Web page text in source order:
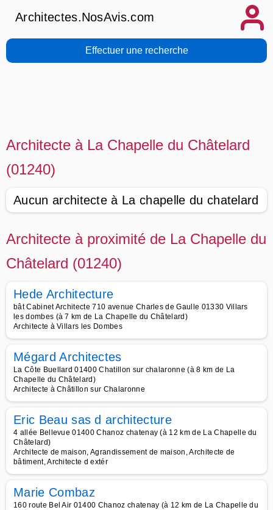
Architectes.NosAvis.com
Effectuer une recherche
Architecte à La Chapelle du Châtelard
(01240)
Aucun architecte à La chapelle du chatelard
Architecte à proximité de La Chapelle du
Châtelard (01240)
Hede Architecture
bât Cabinet Architecte 710 avenue Charles de Gaulle 01330 Villars
les dombes (à 7 km de La Chapelle du Châtelard)
Architecte à Villars les Dombes
Mégard Architectes
La Côte Buellard 01400 Chatillon sur chalaronne (à 8 km de La
Chapelle du Châtelard)
Architecte à Châtillon sur Chalaronne
Eric Beau sas d architecture
4 allée Bellevue 01400 Chanoz chatenay (à 12 km de La Chapelle du
Châtelard)
Architecte de maison, Agrandissement de maison, Architecte de
bâtiment, Architecte d extér
Marie Combaz
160 route Bel Air 01400 Chanoz chatenay (à 12 km de La Chapelle du